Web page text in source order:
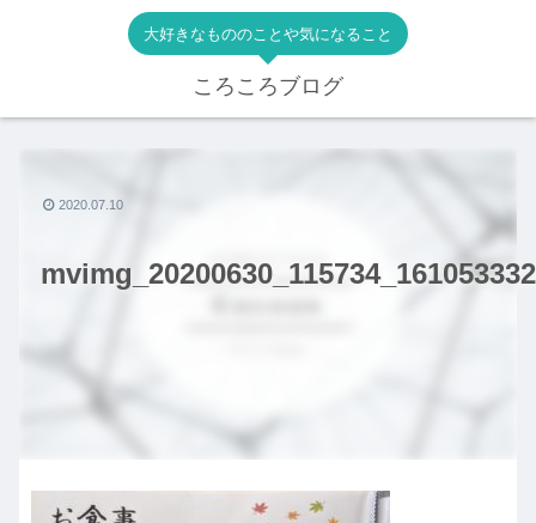
大好きなもののことや気になること
ころころブログ
2020.07.10